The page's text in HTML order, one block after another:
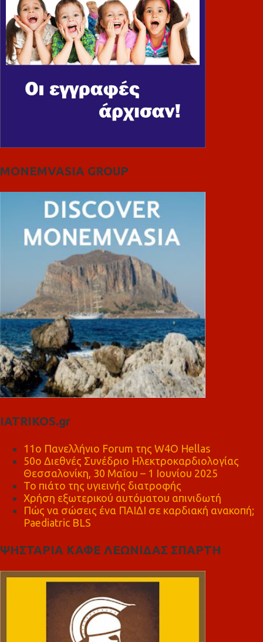
MONEMVASIA GROUP
IATRIKOS.gr
11ο Πανελλήνιο Forum της W4O Hellas
50ο Διεθνές Συνέδριο Ηλεκτροκαρδιολογίας
Θεσσαλονίκη, 30 Μαΐου – 1 Ιουνίου 2025
Το πιάτο της υγιεινής διατροφής
Χρήση εξωτερικού αυτόματου απινιδωτή
Πώς να σώσεις ένα ΠΑΙΔΙ σε καρδιακή ανακοπή;
Paediatric BLS
ΨΗΣΤΑΡΙΑ ΚΑΦΕ ΛΕΩΝΙΔΑΣ ΣΠΑΡΤΗ